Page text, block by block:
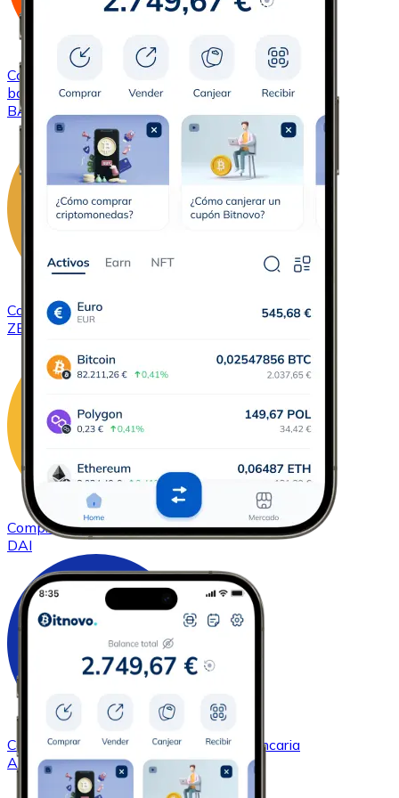
Comprar
bancaria
BAT
ComprarZCash
con transferencia bancaria
ZEC
ComprarDAIcon transferencia bancaria
DAI
ComprarCardanocon transferencia bancaria
ADA